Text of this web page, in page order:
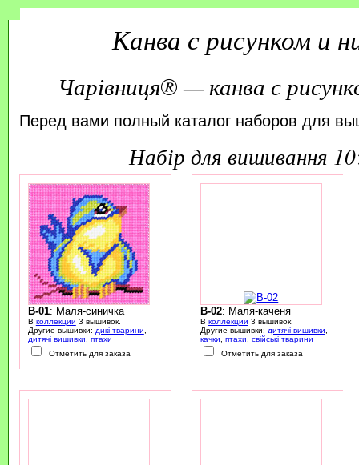
Канва с рисунком и
Чарівниця® — канва с
Перед вами полный каталог наборов для
набір для вишивання
B-01: Маля-синичка
В коллекции 3 вышивок.
Другие вышивки: дикі тварини
дитячі вишивки
птахи
Отметить для заказа
B-02: Маля-каченя
В коллекции 3 вышивок.
Другие вышивки: дитячі вишивки
качки
птахи
свійські тварини
Отметить для заказа